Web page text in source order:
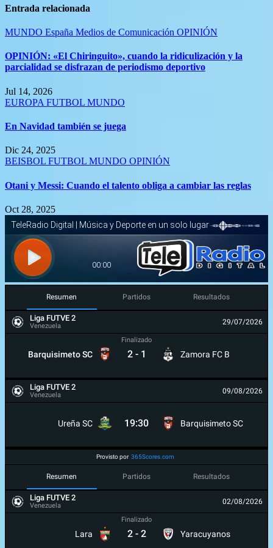
Entrada relacionada
MUNDO España Medios de Comunicación OPINIÓN
OPINIÓN: «El Chiringuito», cuando la ridiculización y la
parcialidad se disfrazan de periodismo deportivo
Jul 14, 2026
EUROPA FUTBOL MUNDO
En Navidad también se juega
Dic 24, 2025
BEISBOL FUTBOL MUNDO OPINIÓN
Otani y Messi: Cuando el talento obliga a cambiar las reglas
Oct 28, 2025
Resumen Partidos Resultados
Liga FUTVE 2
Venezuela 29/07/2026
Barquisimeto SC
Finalizado
2 - 1 Zamora FC B
Liga FUTVE 2
Venezuela 09/08/2026
Ureña SC 19:30 Barquisimeto SC
Provisto por 365Scores.com
Resumen Partidos Resultados
Liga FUTVE 2
Venezuela 02/08/2026
Lara
Finalizado
2 - 2 Yaracuyanos